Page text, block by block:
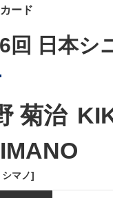
ード
回 日本シ
菊治
マノ]